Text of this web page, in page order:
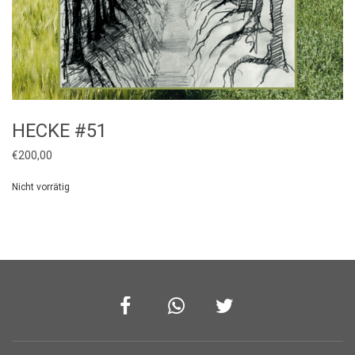
HECKE #51
€200,00
Nicht vorrätig
Facebook Whatsapp